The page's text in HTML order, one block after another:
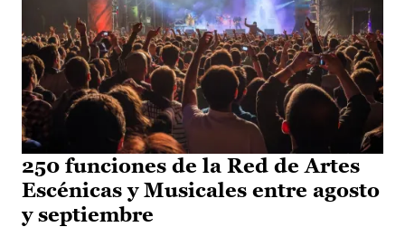
250 funciones de la Red de Artes
Escénicas y Musicales entre agosto
y septiembre